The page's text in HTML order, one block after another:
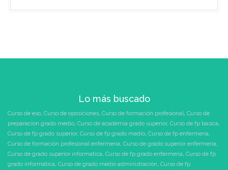
Lo más buscado
Curso de eso, Curso de oposiciones, Curso de formación profesional, Curso de
preparacion grado medio, Curso de academia grado superior, Curso de fp basica,
Curso de fp grado superior, Curso de fp grado medio, Curso de fp enfermeria,
Curso de formación profesional enfermeria, Curso de grado superior enfermeria,
Curso de grado superior informatica, Curso de fp grado enfermeria, Curso de fp
grado informatica, Curso de grado medio administración, Curso de fp